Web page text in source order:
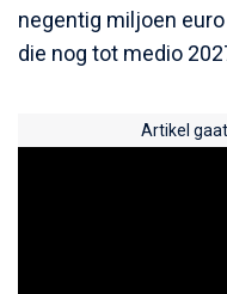
negentig miljoen
die nog tot medio
Artikel